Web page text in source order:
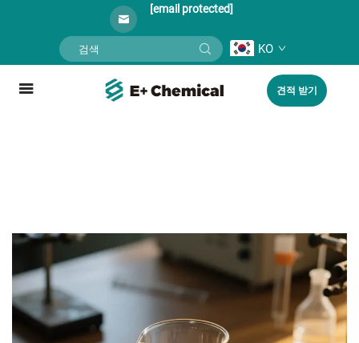
[email protected]
KO
견적 받기